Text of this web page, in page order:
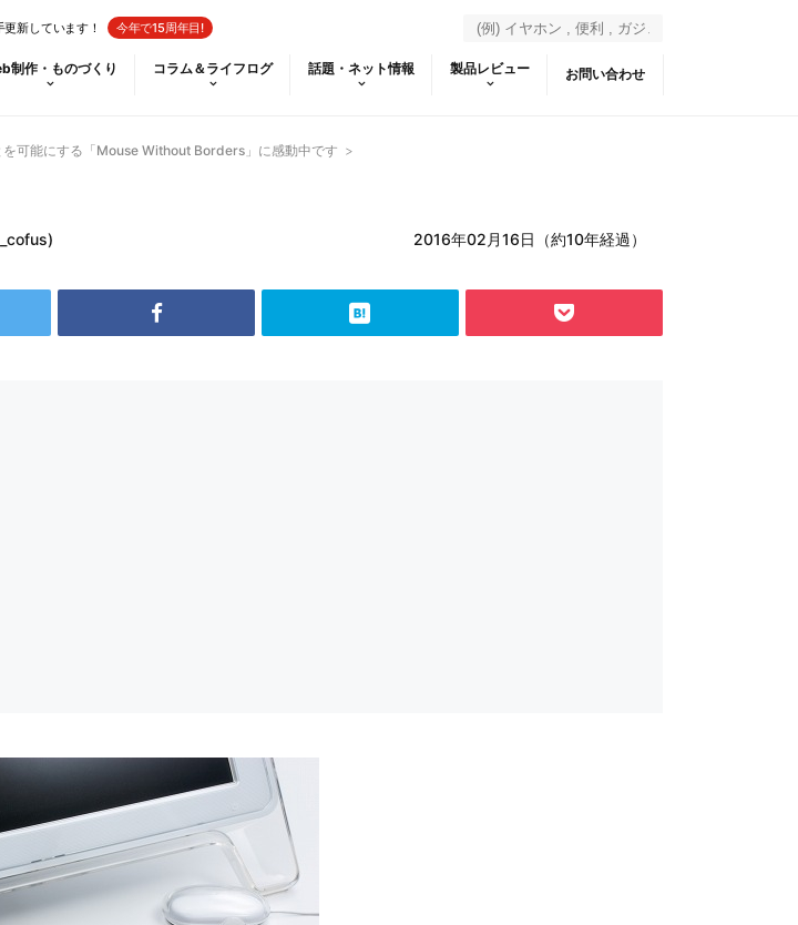
新しています！ 今年で15周年目!
制作・ものづくり コラム＆ライフログ 話題・ネット情報 製品レビュー お問い合わせ
可能にする「Mouse Without Borders」に感動中です >
2016年02月16日（約10年経過）